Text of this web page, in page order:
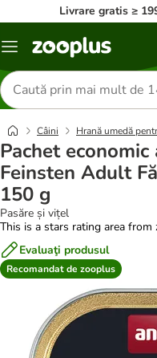
Livrare gratis ≥
Categorii
Căutare
produse
Câini Hrană umedă
Pachet
Feinsten Adult
150 g
Pasăre și vițel
This is a stars rating area from
Evaluaţi produsul
Recomandat de zooplus